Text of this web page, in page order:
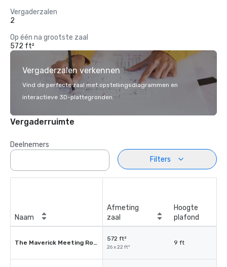
Vergaderzalen
2
Op één na grootste zaal
572 ft²
Vergaderzalen verkennen
Vind de perfecte zaal met opstellingsdiagrammen en
interactieve 3D-plattegronden.
Vergaderruimte
Deelnemers
Filters
Naam
Afmeting
zaal
Hoogte
plafond
The Maverick Meeting Room
572 ft²
26 x 22 ft²
9 ft